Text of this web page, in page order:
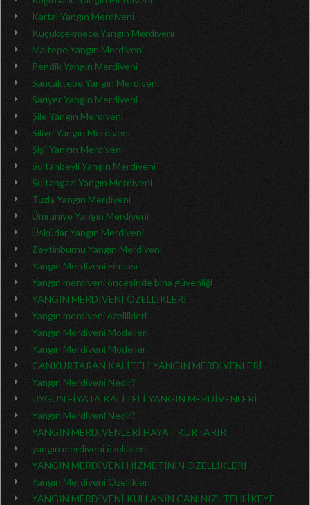
Kartal Yangın Merdiveni
Küçükçekmece Yangın Merdiveni
Maltepe Yangın Merdiveni
Pendik Yangın Merdiveni
Sancaktepe Yangın Merdiveni
Sarıyer Yangın Merdiveni
Şile Yangın Merdiveni
Silivri Yangın Merdiveni
Şişli Yangın Merdiveni
Sultanbeyli Yangın Merdiveni
Sultangazi Yangın Merdiveni
Tuzla Yangın Merdiveni
Ümraniye Yangın Merdiveni
Üsküdar Yangın Merdiveni
Zeytinburnu Yangın Merdiveni
Yangın Merdiveni Firması
Yangın merdiveni öncesinde bina güvenliği
YANGIN MERDİVENİ ÖZELLİKLERİ
Yangın merdiveni özellikleri
Yangın Merdiveni Modelleri
Yangın Merdiveni Modelleri
CANKURTARAN KALİTELİ YANGIN MERDİVENLERİ
Yangın Merdiveni Nedir?
UYGUN FİYATA KALİTELİ YANGIN MERDİVENLERİ
Yangın Merdiveni Nedir?
YANGIN MERDİVENLERİ HAYAT KURTARIR
yangın merdiveni özellikleri
YANGIN MERDİVENİ HİZMETİNİN ÖZELLİKLERİ
Yangın Merdiveni Özellikleri
YANGIN MERDİVENİ KULLANIN CANINIZI TEHLİKEYE